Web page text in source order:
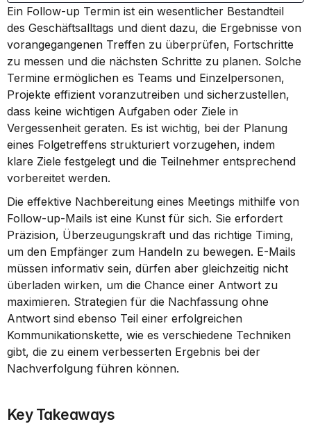
Ein Follow-up Termin ist ein wesentlicher Bestandteil
des Geschäftsalltags und dient dazu, die Ergebnisse von
vorangegangenen Treffen zu überprüfen, Fortschritte
zu messen und die nächsten Schritte zu planen. Solche
Termine ermöglichen es Teams und Einzelpersonen,
Projekte effizient voranzutreiben und sicherzustellen,
dass keine wichtigen Aufgaben oder Ziele in
Vergessenheit geraten. Es ist wichtig, bei der Planung
eines Folgetreffens strukturiert vorzugehen, indem
klare Ziele festgelegt und die Teilnehmer entsprechend
vorbereitet werden.
Die effektive Nachbereitung eines Meetings mithilfe von
Follow-up-Mails ist eine Kunst für sich. Sie erfordert
Präzision, Überzeugungskraft und das richtige Timing,
um den Empfänger zum Handeln zu bewegen. E-Mails
müssen informativ sein, dürfen aber gleichzeitig nicht
überladen wirken, um die Chance einer Antwort zu
maximieren. Strategien für die Nachfassung ohne
Antwort sind ebenso Teil einer erfolgreichen
Kommunikationskette, wie es verschiedene Techniken
gibt, die zu einem verbesserten Ergebnis bei der
Nachverfolgung führen können.
Key Takeaways